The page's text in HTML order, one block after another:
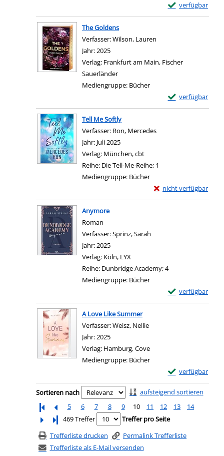
verfügbar
Exemplar-Details
Zum Download
The Goldens
Verfasser:Wilson, Lauren
Jahr:2025
Verlag: Frankfurt am Main, Fischer
Sauerländer
Mediengruppe: Bücher
verfügbar
Exemplar-Details
Zum Download
Tell Me Softly
Verfasser: Ron, Mercedes
Jahr: Juli 2025
Verlag: München, cbt
Reihe: Die Tell-Me-Reihe; 1
Mediengruppe: Bücher
nicht verfügbar
Exemplar-Details von
Zum Download von
Anymore
Roman
Verfasser:Sprinz, Sarah
Jahr:2025
Verlag: Köln, LYX
Reihe: Dunbridge Academy; 4
Mediengruppe: Bücher
verfügbar
Exemplar-Details
Zum Download
A Love Like Summer
Verfasser:Weisz, Nellie
Jahr:2025
Verlag: Hamburg, Cove
Mediengruppe: Bücher
verfügbar
Exemplar-Details
Zum Download
Zu den Suchfiltern springen
Sortieren nach
aufsteigend sortieren
5
6 7 8 9 10 11 12 13
14
Letzte Seite
469 Treffer
Treffer pro Seite
Trefferliste drucken
Permalink Trefferliste
Trefferliste als E-Mail versenden